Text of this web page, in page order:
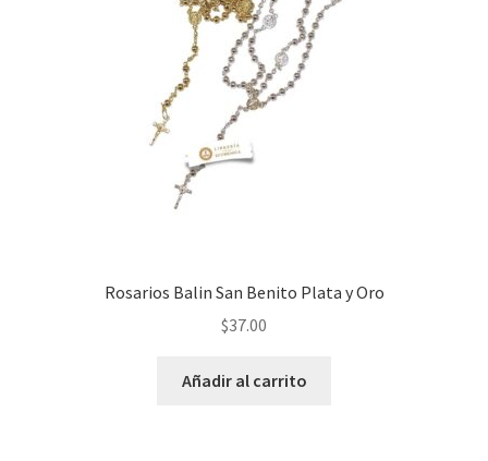
Rosarios Balin San Benito Plata y Oro
$37.00
Añadir al carrito